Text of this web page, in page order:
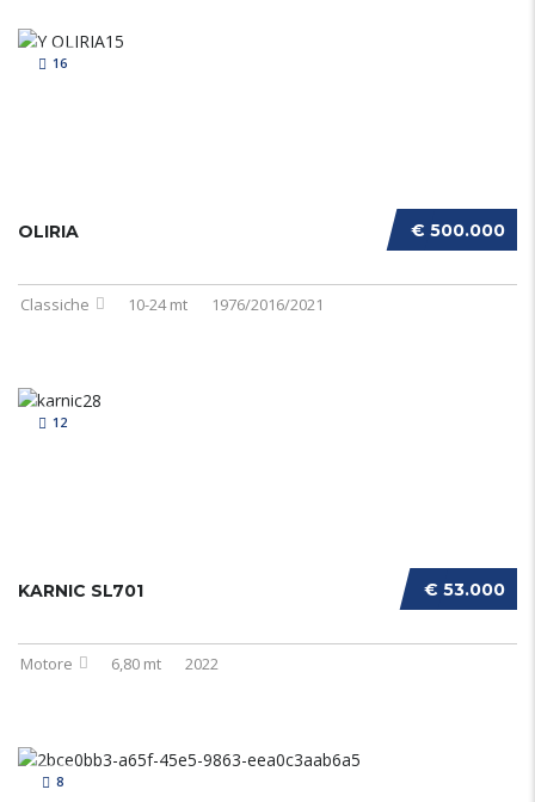
16
€ 500.000
OLIRIA
Classiche 10-24 mt 1976/2016/2021
12
€ 53.000
KARNIC SL701
Motore 6,80 mt 2022
8